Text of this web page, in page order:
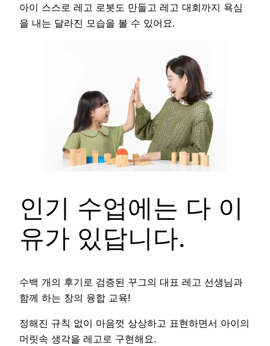
아이 스스로 레고 로봇도 만들고 레고 대회까지 욕심
을 내는 달라진 모습을 볼 수 있어요.
인기 수업에는 다 이
유가 있답니다.
수백 개의 후기로 검증된 꾸그의 대표 레고 선생님과
함께 하는 창의 융합 교육!
정해진 규칙 없이 마음껏 상상하고 표현하면서 아이의
머릿속 생각을 레고로 구현해요.